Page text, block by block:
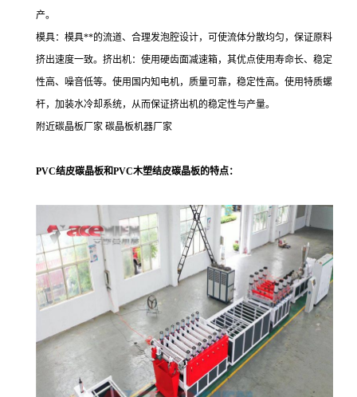
产。
模具：模具**的流道、合理发泡腔设计，可使流体分散均匀，保证原料
挤出速度一致。挤出机：使用硬齿面减速箱，其优点使用寿命长、稳定
性高、噪音低等。使用国内知电机，质量可靠，稳定性高。使用特质螺
杆，加装水冷却系统，从而保证挤出机的稳定性与产量。
附近碳晶板厂家 碳晶板机器厂家
PVC结皮碳晶板和PVC木塑结皮碳晶板的特点：